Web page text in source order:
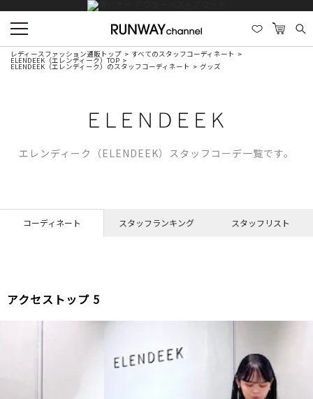
レディースファッション通販トップ すべてのスタッフコーディネート
ELENDEEK（エレンディーク）TOP
ELENDEEK（エレンディーク）のスタッフコーディネート グッズ
エレンディーク（ELENDEEK）スタッフコーデ一覧です。
コーディネート スタッフランキング スタッフリスト
アクセストップ 5